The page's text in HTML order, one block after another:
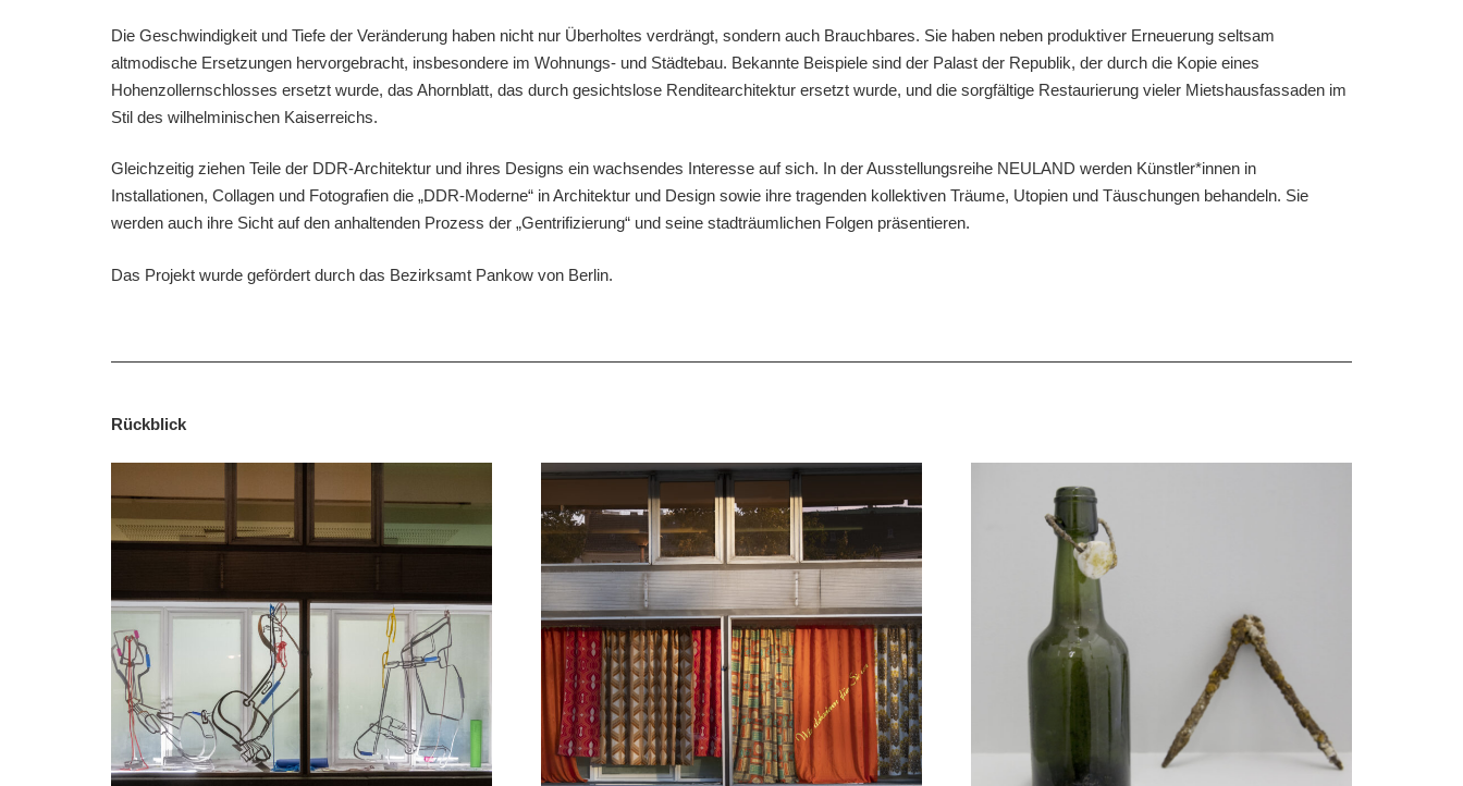
Die Geschwindigkeit und Tiefe der Veränderung haben nicht nur Überholtes verdrängt, sondern auch Brauchbares. Sie haben neben produktiver Erneuerung seltsam
altmodische Ersetzungen hervorgebracht, insbesondere im Wohnungs- und Städtebau. Bekannte Beispiele sind der Palast der Republik, der durch die Kopie eines
Hohenzollernschlosses ersetzt wurde, das Ahornblatt, das durch gesichtslose Renditearchitektur ersetzt wurde, und die sorgfältige Restaurierung vieler Mietshausfassaden im
Stil des wilhelminischen Kaiserreichs.
Gleichzeitig ziehen Teile der DDR-Architektur und ihres Designs ein wachsendes Interesse auf sich. In der Ausstellungsreihe NEULAND werden Künstler*innen in
Installationen, Collagen und Fotografien die „DDR-Moderne“ in Architektur und Design sowie ihre tragenden kollektiven Träume, Utopien und Täuschungen behandeln. Sie
werden auch ihre Sicht auf den anhaltenden Prozess der „Gentrifizierung“ und seine stadträumlichen Folgen präsentieren.
Das Projekt wurde gefördert durch das Bezirksamt Pankow von Berlin.
Rückblick